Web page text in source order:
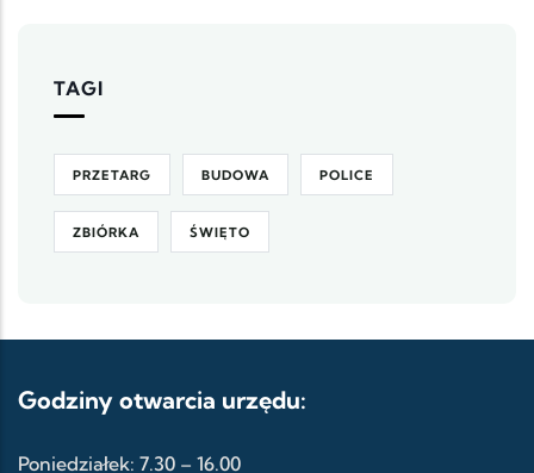
TAGI
PRZETARG BUDOWA POLICE
ZBIÓRKA ŚWIĘTO
Godziny otwarcia urzędu:
Poniedziałek: 7.30 – 16.00